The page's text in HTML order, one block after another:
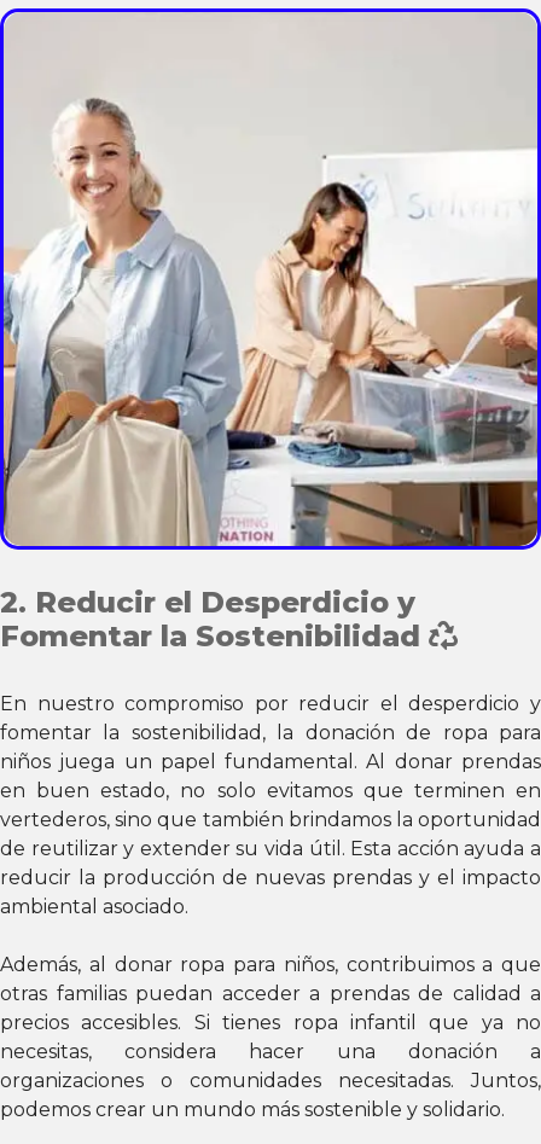
2. Reducir el Desperdicio y
Fomentar la Sostenibilidad
En nuestro compromiso por reducir el desperdicio y
fomentar la sostenibilidad, la donación de ropa para
niños juega un papel fundamental. Al donar prendas
en buen estado, no solo evitamos que terminen en
vertederos, sino que también brindamos la oportunidad
de reutilizar y extender su vida útil. Esta acción ayuda a
reducir la producción de nuevas prendas y el impacto
ambiental asociado.
Además, al donar ropa para niños, contribuimos a que
otras familias puedan acceder a prendas de calidad a
precios accesibles. Si tienes ropa infantil que ya no
necesitas, considera hacer una donación a
organizaciones o comunidades necesitadas. Juntos,
podemos crear un mundo más sostenible y solidario.